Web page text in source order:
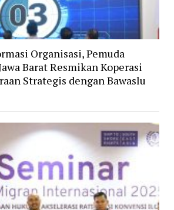
Organisasi, Pemuda
Barat Resmikan Koperasi
Strategis dengan Bawaslu